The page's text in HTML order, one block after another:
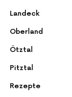
Landeck
Oberland
Ötztal
Pitztal
Rezepte